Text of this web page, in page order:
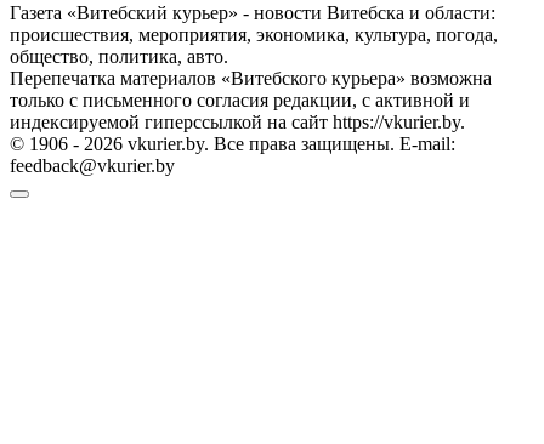
Газета «Витебский курьер» - новости Витебска и области:
происшествия, мероприятия, экономика, культура, погода,
общество, политика, авто.
Перепечатка материалов «Витебского курьера» возможна
только с письменного согласия редакции, с активной и
индексируемой гиперссылкой на сайт https://vkurier.by.
© 1906 - 2026 vkurier.by. Все права защищены. E-mail:
feedback@vkurier.by